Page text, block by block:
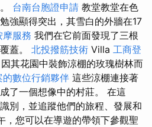
台南台胞證申請 教堂教堂在色
強顯得突出，其雪白的外牆在17
摩服務 我們在它前面發現了三根
蓋。 北投撥筋技術 Villa 工商登
因其花園中裝飾涼棚的玫瑰樹林而
數位行銷夥伴 這些涼棚連接著
了一個想像中的村莊。 在這
別，並追蹤他們的旅程、發展和
，您可以在導遊的帶領下參觀聖